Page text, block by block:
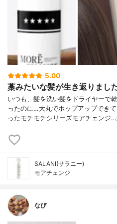
5.00
藁みたいな髪が生き返りまし
いつも、髪を洗い髪をドライヤーで
ったのに…大丸でポップアップでき
ったモチモチシリーズモアチェンジ…
SALANI(サラニー)
モアチェンジ
なぴ